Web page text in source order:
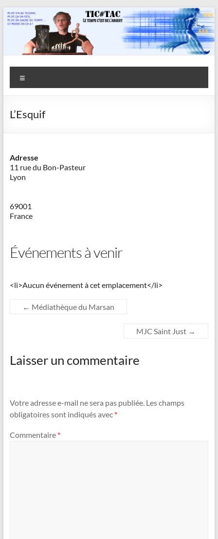
Aller
au
Savoir
en
actes
Cazeneuve
L’Esquif
Adresse
11 rue du Bon-Pasteur
Lyon
69001
France
Événements à venir
<li>Aucun événement à cet emplacement</li>
← Médiathèque du Marsan
MJC Saint Just →
Laisser un commentaire
Votre adresse e-mail ne sera pas publiée. Les champs
obligatoires sont indiqués avec *
Commentaire *